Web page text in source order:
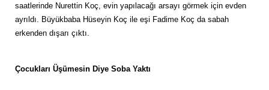
saatlerinde Nurettin Koç, evin yapılacağı arsayı görmek için evden
ayrıldı. Büyükbaba Hüseyin Koç ile eşi Fadime Koç da sabah
erkenden dışarı çıktı.
Çocukları Üşümesin Diye Soba Yaktı